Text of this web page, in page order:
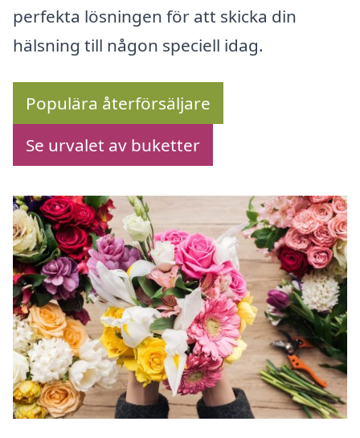
perfekta lösningen för att skicka din
hälsning till någon speciell idag.
Populära återförsäljare
Se urvalet av buketter